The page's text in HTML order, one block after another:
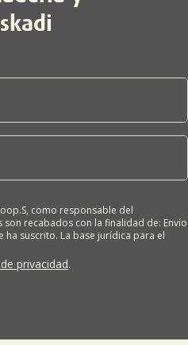
como responsable del
recabados con la finalidad de: Envío
ha suscrito. La base jurídica para el
persona tiene derecho a solicitar el
del tratamiento, oposición o
o enviando un correo a:
información adicional en nuestra
privacidad.